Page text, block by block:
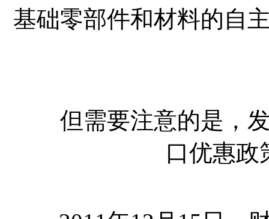
基础零部件和材料的自
但需要注意的是，发
口优惠政